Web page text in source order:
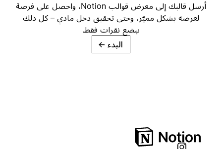
أرسل قالبك إلى معرض قوالب Notion، واحصل على فرصة
لعرضه بشكل مميّز، وحتى تحقيق دخل مادي – كل ذلك
ببضع نقرات فقط.
→